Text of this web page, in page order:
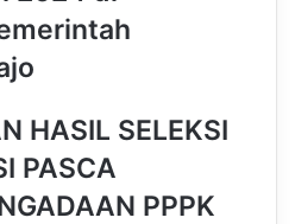
HASIL SELEKSI
PASCA
PPPK